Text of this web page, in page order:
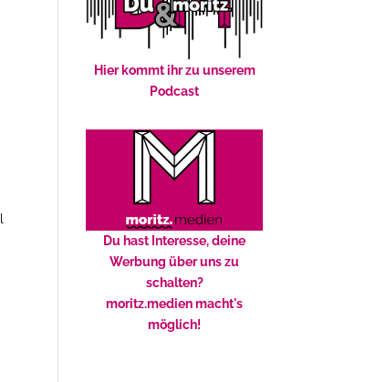
Hier kommt ihr zu unserem
Podcast
Du hast Interesse, deine
Werbung über uns zu
schalten?
moritz.medien macht's
möglich!